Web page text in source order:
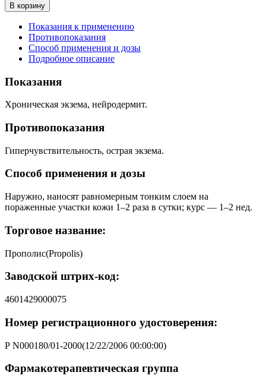
В корзину
Показания к применению
Противопоказания
Способ применения и дозы
Подробное описание
Показания
Хроническая экзема, нейродермит.
Противопоказания
Гиперчувствительность, острая экзема.
Способ применения и дозы
Наружно, наносят равномерным тонким слоем на
пораженные участки кожи 1–2 раза в сутки; курс — 1–2 нед.
Торговое название:
Прополис(Propolis)
Заводской штрих-код:
4601429000075
Номер регистрационного удостоверения:
Р N000180/01-2000(12/22/2006 00:00:00)
Фармакотерапевтическая группа